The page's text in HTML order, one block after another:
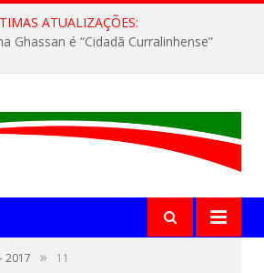
ATUALIZAÇÕES:
Ghassan é “Cidadã Curralinhense”
- 2017 » 11